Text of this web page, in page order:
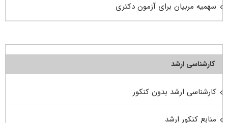
سهمیه مربیان برای آزمون دکتری
کارشناسی ارشد
کارشناسی ارشد بدون کنکور
منابع کنکور ارشد